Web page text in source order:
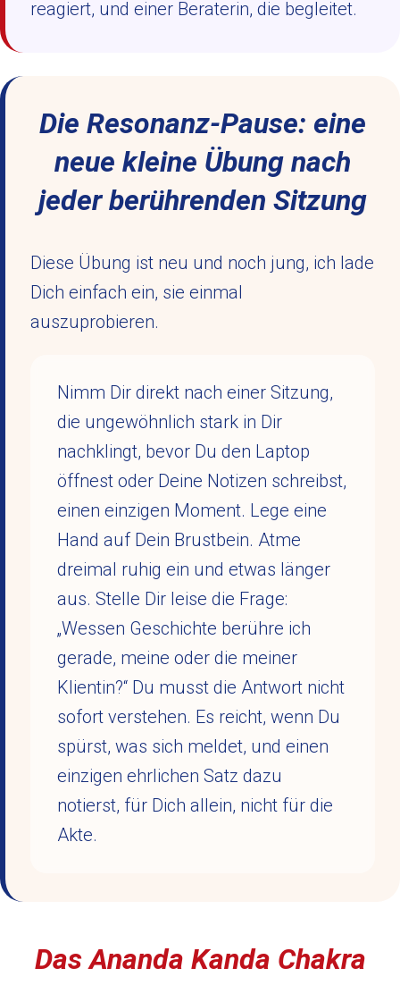
reagiert, und einer Beraterin, die begleitet.
Die Resonanz-Pause: eine
neue kleine Übung nach
jeder berührenden Sitzung
Diese Übung ist neu und noch jung, ich lade
Dich einfach ein, sie einmal
auszuprobieren.
Nimm Dir direkt nach einer Sitzung,
die ungewöhnlich stark in Dir
nachklingt, bevor Du den Laptop
öffnest oder Deine Notizen schreibst,
einen einzigen Moment. Lege eine
Hand auf Dein Brustbein. Atme
dreimal ruhig ein und etwas länger
aus. Stelle Dir leise die Frage:
„Wessen Geschichte berühre ich
gerade, meine oder die meiner
Klientin?“ Du musst die Antwort nicht
sofort verstehen. Es reicht, wenn Du
spürst, was sich meldet, und einen
einzigen ehrlichen Satz dazu
notierst, für Dich allein, nicht für die
Akte.
Das Ananda Kanda Chakra